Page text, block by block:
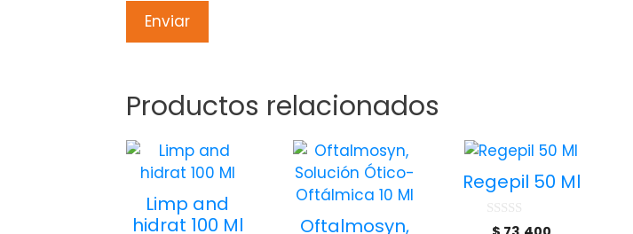
Productos relacionados
Limp and
hidrat 100 Ml
Oftalmosyn,
Regepil 50 Ml
0